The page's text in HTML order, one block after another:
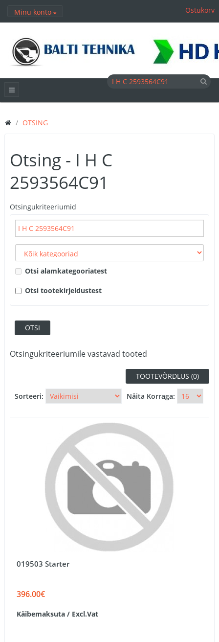
Minu konto Ostukorv
OTSING
Otsing - I H C
2593564C91
Otsingukriteeriumid
Otsi alamkategooriatest
Otsi tootekirjeldustest
Otsingukriteeriumile vastavad tooted
TOOTEVÕRDLUS (0)
Sorteeri: Näita Korraga:
019503 Starter
396.00€
Käibemaksuta / Excl.Vat